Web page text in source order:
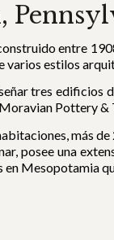
entre
varios estilos
tres edificios
Pottery
más
posee una
Mesopotamia